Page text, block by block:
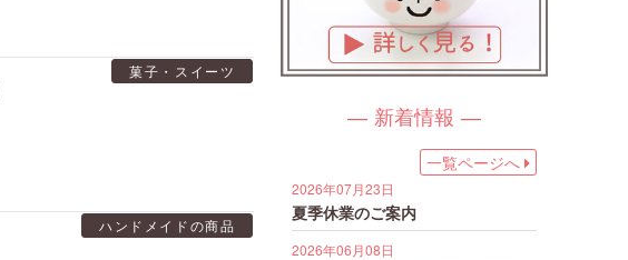
菓子・スイーツ
ハンドメイドの商品
新着情報
一覧ページへ
2026年07月23日
夏季休業のご案内
2026年06月08日